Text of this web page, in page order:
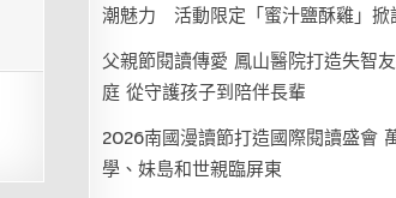
潮魅力 活動限定「蜜汁鹽酥雞」掀
父親節閱讀傳愛 鳳山醫院打造失智
庭 從守護孩子到陪伴長輩
2026南國漫讀節打造國際閱讀盛會
學、妹島和世親臨屏東